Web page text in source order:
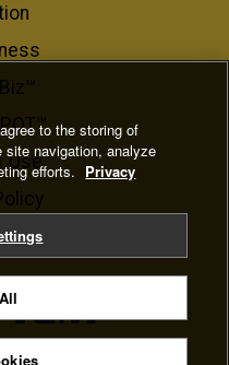
Use
to the storing of
site navigation, analyze
efforts. Privacy